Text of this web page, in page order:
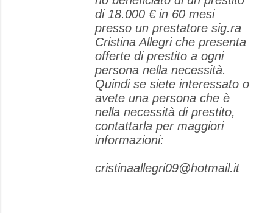
di 18.000 € in 60 mesi
presso un prestatore sig.ra
Cristina Allegri che presenta
offerte di prestito a ogni
persona nella necessità.
Quindi se siete interessato o
avete una persona che è
nella necessità di prestito,
contattarla per maggiori
informazioni:
cristinaallegri09@hotmail.it